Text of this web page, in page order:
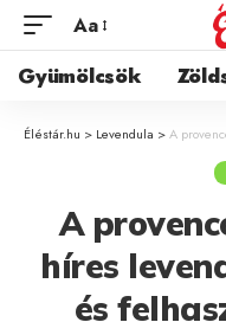
Aa
Gyümölcsök
Éléstár.hu > Levendula >A provence-i
A
híres
és